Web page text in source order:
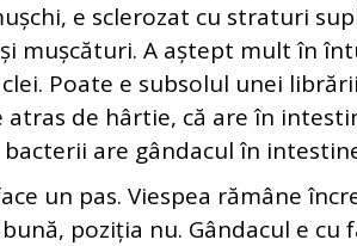
e sclerozat cu straturi
mușcături. A aștept mult în
Poate e subsolul unei
atras de hârtie, că are în
bacterii are gândacul în
un pas. Viespea rămâne
poziția nu. Gândacul e